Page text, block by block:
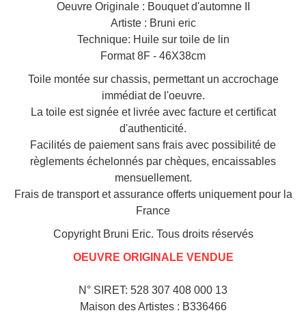
Oeuvre Originale : Bouquet d'automne II
Artiste : Bruni eric
Technique: Huile sur toile de lin
Format 8F - 46X38cm
Toile montée sur chassis, permettant un accrochage
immédiat de l'oeuvre.
La toile est signée et livrée avec facture et certificat
d'authenticité.
Facilités de paiement sans frais avec possibilité de
règlements échelonnés par chèques, encaissables
mensuellement.
Frais de transport et assurance offerts uniquement pour la
France
Copyright Bruni Eric. Tous droits réservés
OEUVRE ORIGINALE VENDUE
N° SIRET: 528 307 408 000 13
Maison des Artistes : B336466